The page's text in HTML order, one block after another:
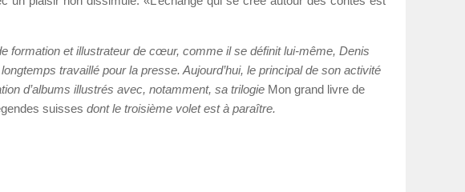
formation et illustrateur de cœur, comme il se définit lui-même, Denis
travaillé pour la presse. Aujourd’hui, le principal de son activité
d’albums illustrés avec, notamment, sa trilogie Mon grand livre de
suisses dont le troisième volet est à paraître.